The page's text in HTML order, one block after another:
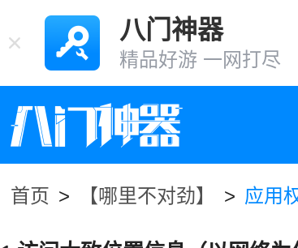
八门神器
精品好游 一网打尽
首页 > 【哪里不对劲】 > 应用